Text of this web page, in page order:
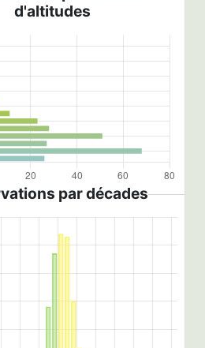
d'altitudes
par décades